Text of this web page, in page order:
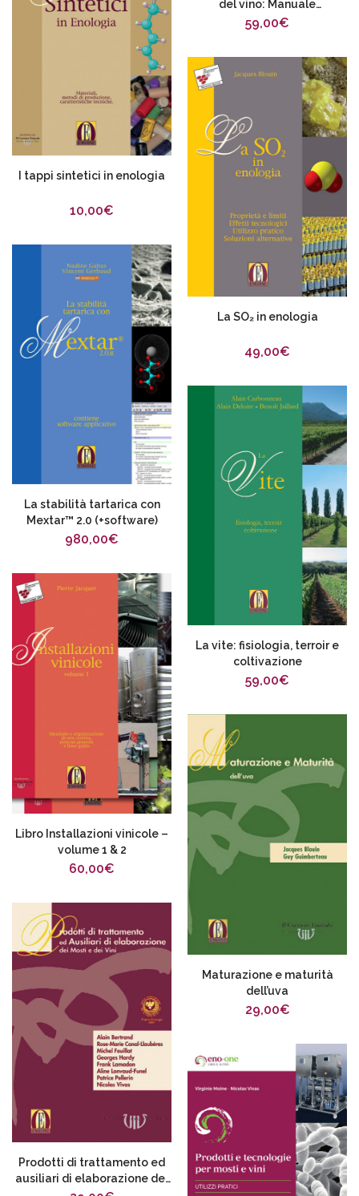
del vino: Manuale
professionale
59,00€
I tappi sintetici in enologia
10,00€
La SO₂ in enologia
49,00€
La stabilità tartarica con
Mextar™ 2.0 (+software)
980,00€
La vite: fisiologia, terroir e
coltivazione
59,00€
Libro Installazioni vinicole –
volume 1 & 2
60,00€
Maturazione e maturità
dell’uva
29,00€
Prodotti di trattamento ed
ausiliari di elaborazione dei